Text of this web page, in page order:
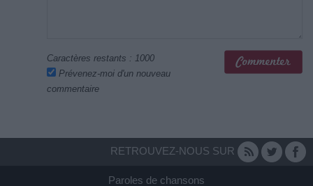
Caractères restants : 1000
Prévenez-moi d'un nouveau
commentaire
RETROUVEZ-NOUS SUR
Paroles de chansons